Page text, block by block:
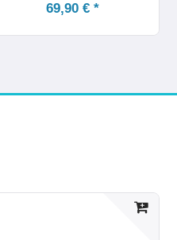
69,90 € *